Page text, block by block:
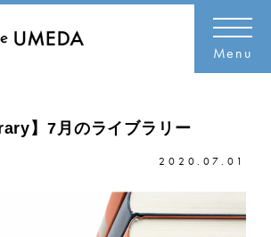
Menu
】7月のライブラリー
2020.07.01